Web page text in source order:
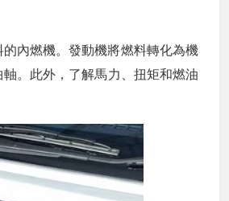
內燃機。發動機將燃料轉化為機
軸。此外，了解馬力、扭矩和燃油